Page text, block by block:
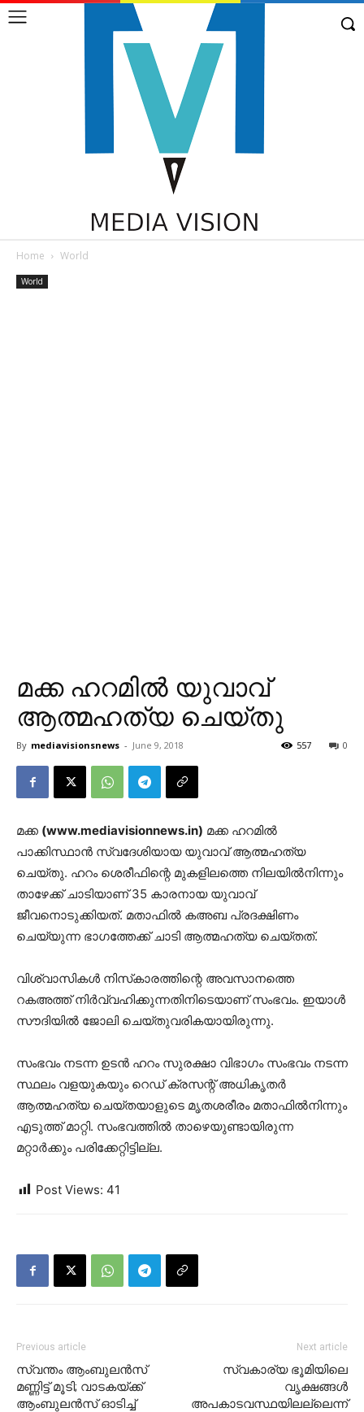
Home World
World
മക്ക ഹറമില്‍ യുവാവ്
ആത്മഹത്യ ചെയ്തു
By mediavisionsnews - June 9, 2018 0
557
മക്ക (www.mediavisionnews.in) മക്ക ഹറമില്‍
പാക്കിസ്ഥാന്‍ സ്വദേശിയായ യുവാവ് ആത്മഹത്യ
ചെയ്തു. ഹറം ശെരീഫിന്റെ മുകളിലത്തെ നിലയില്‍നിന്നും
താഴേക്ക് ചാടിയാണ് 35 കാരനായ യുവാവ്
ജീവനൊടുക്കിയത്. മതാഫില്‍ കഅബ പ്രദക്ഷിണം
ചെയ്യുന്ന ഭാഗത്തേക്ക് ചാടി ആത്മഹത്യ ചെയ്തത്.
വിശ്വാസികള്‍ നിസ്‌കാരത്തിന്റെ അവസാനത്തെ
റകഅത്ത് നിര്‍വ്വഹിക്കുന്നതിനിടെയാണ് സംഭവം. ഇയാള്‍
സൗദിയില്‍ ജോലി ചെയ്തുവരികയായിരുന്നു.
സംഭവം നടന്ന ഉടന്‍ ഹറം സുരക്ഷാ വിഭാഗം സംഭവം നടന്ന
സ്ഥലം വളയുകയും റെഡ് ക്രസന്റ് അധികൃതര്‍
ആത്മഹത്യ ചെയ്തയാളുടെ മൃതശരീരം മതാഫില്‍നിന്നും
എടുത്ത് മാറ്റി. സംഭവത്തില്‍ താഴെയുണ്ടായിരുന്ന
മറ്റാര്‍ക്കും പരിക്കേറ്റിട്ടില്ല.
Post Views: 41
Previous article
സ്വന്തം ആംബുലന്‍സ്
മണ്ണിട്ട് മൂടി; വാടകയ്ക്ക്
ആംബുലന്‍സ് ഓടിച്ച്
Next article
സ്വകാര്യ ഭൂമിയിലെ
വൃക്ഷങ്ങള്‍
അപകാടവസ്ഥയിലല്ലെന്ന്‌